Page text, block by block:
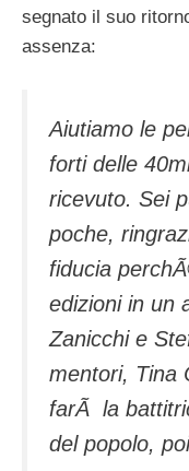
segnato il suo
assenza:
Aiutiamo le
forti delle
ricevuto. Sei
poche,
fiducia
edizioni in un
Zanicchi e
mentori, Tina
farÃ la
del popolo,